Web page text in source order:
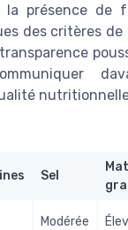
présence de
des critères
Sel
Modérée